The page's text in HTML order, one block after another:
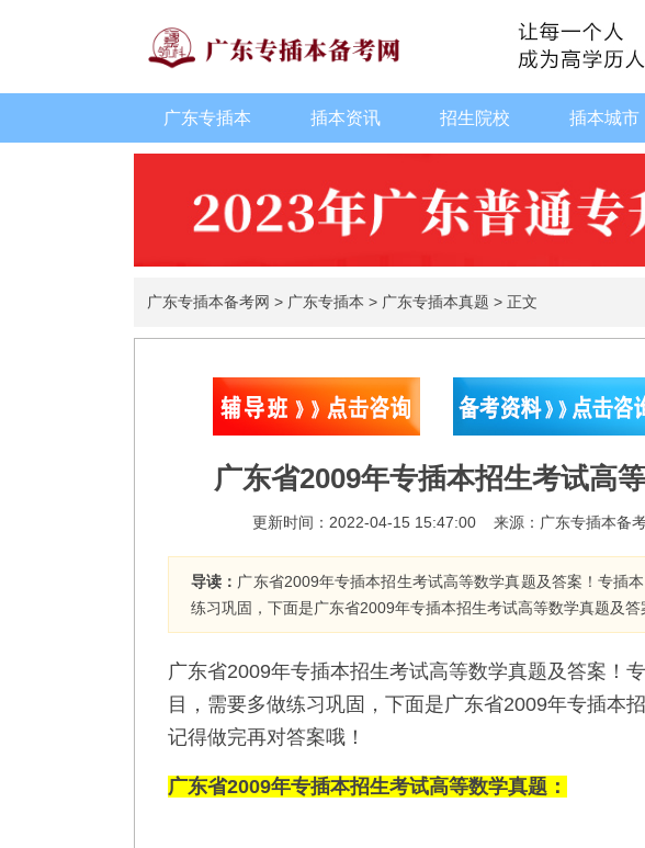
广东专插本 插本资讯 招生院校 插本城市
广东专插本备考网 > 广东专插本 > 广东专插本真题 > 正文
广东省2009年专插本招生考试高
更新时间：2022-04-15 15:47:00 来源：广东专插本备
导读： 广东省2009年专插本招生考试高等数学真题及答案！专插
练习巩固，下面是广东省2009年专插本招生考试高等数学真题及答
广东省2009年专插本招生考试高等数学真题及答案！
目，需要多做练习巩固，下面是广东省2009年专插本
记得做完再对答案哦！
广东省2009年专插本招生考试高等数学真题：